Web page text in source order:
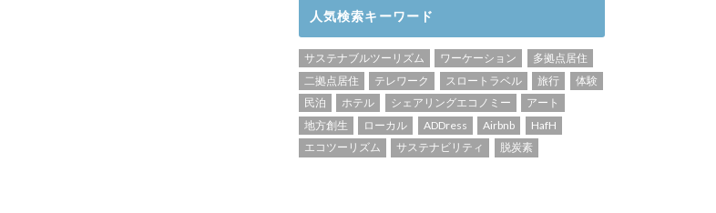
人気検索キーワード
サステナブルツーリズム ワーケーション
多拠点居住
二拠点居住
テレワーク スロートラベル 旅行
体験
民泊
ホテル シェアリングエコノミー
アート
地方創生
ローカル ADDress Airbnb
HafH
エコツーリズム
サステナビリティ 脱炭素